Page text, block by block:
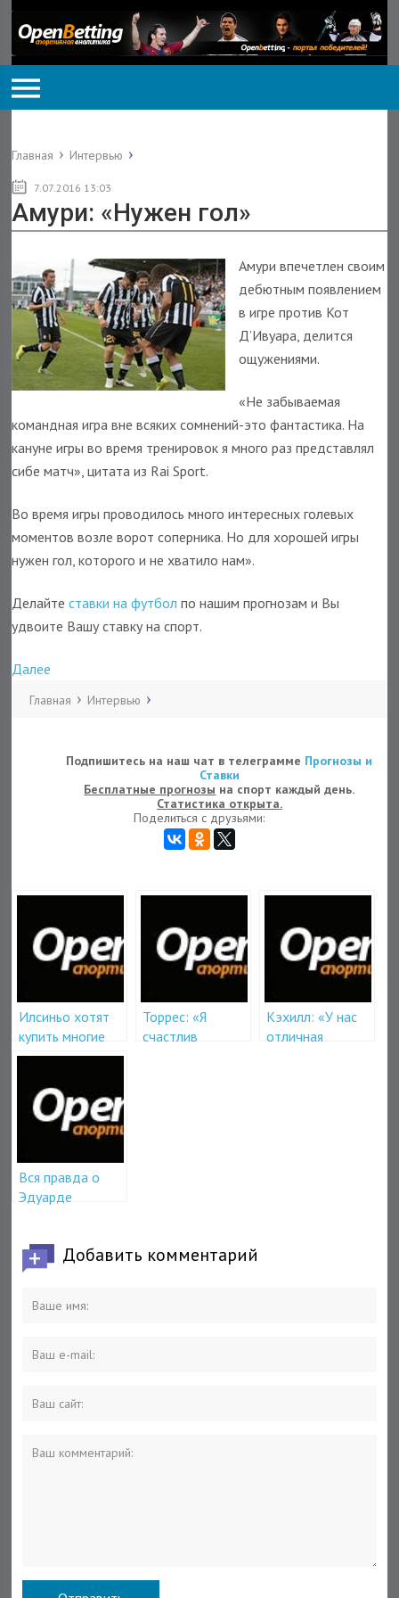
Главная Интервью
7.07.2016 13:03
Амури: «Нужен гол»
Амури впечетлен своим
дебютным появлением
в игре против Кот
Д’Ивуара, делится
ощужениями.
«Не забываемая
командная игра вне всяких сомнений-это фантастика. На
кануне игры во время тренировок я много раз представлял
сибе матч», цитата из Rai Sport.
Во время игры проводилось много интересных голевых
моментов возле ворот соперника. Но для хорошей игры
нужен гол, которого и не хватило нам».
Делайтеставки на футбол по нашим прогнозам и Вы
удвоите Вашу ставку на спорт.
Далее
Главная Интервью
Подпишитесь на наш чат в телеграмме Прогнозы и
Ставки
Бесплатные прогнозы на спорт каждый день.
Статистика открыта.
Поделиться с друзьями:
Илсиньо хотят
купить многие
клубы – поведал
своем интервью
Торрес: «Я
счастлив
Кэхилл: «У нас
отличная
Вся правда о
Эдуарде
“bestcapper”Добавить комментарий